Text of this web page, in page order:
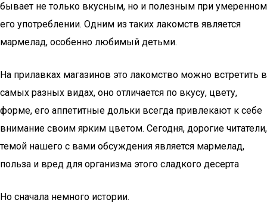
бывает не только вкусным, но и полезным при умеренном
его употреблении. Одним из таких лакомств является
мармелад, особенно любимый детьми.
На прилавках магазинов это лакомство можно встретить в
самых разных видах, оно отличается по вкусу, цвету,
форме, его аппетитные дольки всегда привлекают к себе
внимание своим ярким цветом. Сегодня, дорогие читатели,
темой нашего с вами обсуждения является мармелад,
польза и вред для организма этого сладкого десерта
Но сначала немного истории.